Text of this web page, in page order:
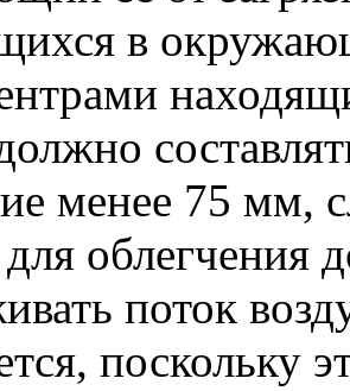
в
менее 75 мм,
облегчения
поток
поскольку